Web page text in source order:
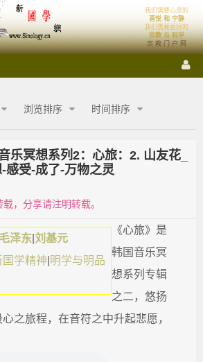
我们需要心灵的
喜悦 和 宁静
我们需要更好的
宗教 与 科学
宗 教 门 户 网
社会 首页 祭拜圣地 宗教门户
浏览排序 时间排序
乐冥想系列2：心旅：2. 山友花_
感受-成了-万物之灵
，分享请注明转载。
毛泽东 刘基元
国学精神 明学与明品
《心旅》是
韩国音乐冥
想系列专辑
之二，悠扬
之旅程，在音符之中升起悲愿，